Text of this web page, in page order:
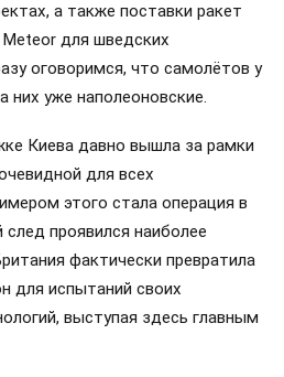
а также поставки ракет
для шведских
оговоримся, что самолётов у
уже наполеоновские.
Киева давно вышла за рамки
для всех
этого стала операция в
след проявился наиболее
фактически превратила
для испытаний своих
выступая здесь главным